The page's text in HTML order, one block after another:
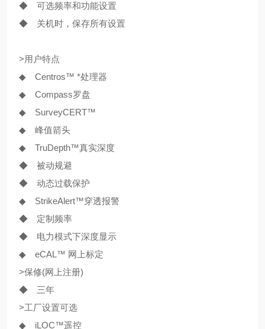
◆ 可选频率和功能设置
◆ 关机时，保存所有设置
>用户特点
◆ Centros™ *处理器
◆ Compass罗盘
◆ SurveyCERT™
◆ 峰值箭头
◆ TruDepth™真实深度
◆ 被动规避
◆ 动态过载保护
◆ StrikeAlert™穿透报警
◆ 定制频率
◆ 电力模式下深度显示
◆ eCAL™ 网上标定
>保修(网上注册)
◆ 三年
>工厂设置可选
◆ iLOC™遥控